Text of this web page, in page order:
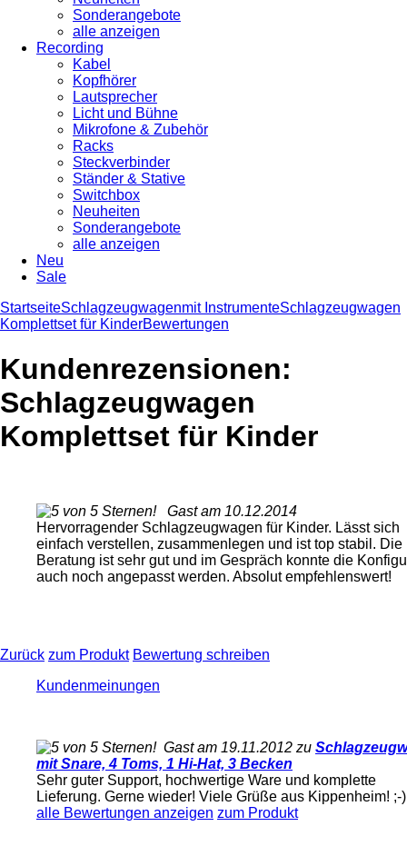
Sonderangebote
alle anzeigen
Recording
Kabel
Kopfhörer
Lautsprecher
Licht und Bühne
Mikrofone & Zubehör
Racks
Steckverbinder
Ständer & Stative
Switchbox
Neuheiten
Sonderangebote
alle anzeigen
Neu
Sale
StartseiteSchlagzeugwagenmit InstrumenteSchlagzeugwagen
Komplettset für KinderBewertungen
Kundenrezensionen:
Schlagzeugwagen
Komplettset für Kinder
Gast am 10.12.2014
Hervorragender Schlagzeugwagen für Kinder. Lässt sich
einfach verstellen, zusammenlegen und ist top stabil. Die
Beratung ist sehr gut und im Gespräch konnte die
auch noch angepasst werden. Absolut empfehlenswert!
Zurück zum Produkt Bewertung schreiben
Kundenmeinungen
Gast am 19.11.2012 zu
mit Snare, 4 Toms, 1 Hi-Hat, 3 Becken
Sehr guter Support, hochwertige Ware und komplette
Lieferung. Gerne wieder! Viele Grüße aus Kippenheim! ;-)
alle Bewertungen anzeigen zum Produkt